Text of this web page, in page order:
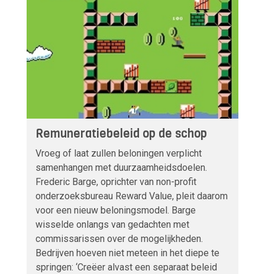
Remuneratiebeleid op de schop
Vroeg of laat zullen beloningen verplicht
samenhangen met duurzaamheidsdoelen.
Frederic Barge, oprichter van non-profit
onderzoeksbureau Reward Value, pleit daarom
voor een nieuw beloningsmodel. Barge
wisselde onlangs van gedachten met
commissarissen over de mogelijkheden.
Bedrijven hoeven niet meteen in het diepe te
springen: ‘Creëer alvast een separaat beleid